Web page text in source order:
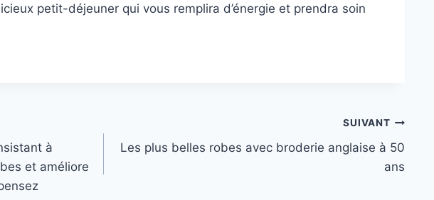
petit-déjeuner qui vous remplira d’énergie et prendra soin
à
et améliore
SUIVANT
Les plus belles robes avec broderie anglaise à 50
ans